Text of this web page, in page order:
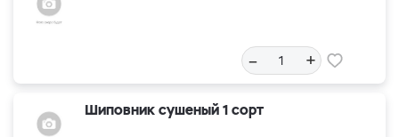
– +
Шиповник сушеный 1 сорт